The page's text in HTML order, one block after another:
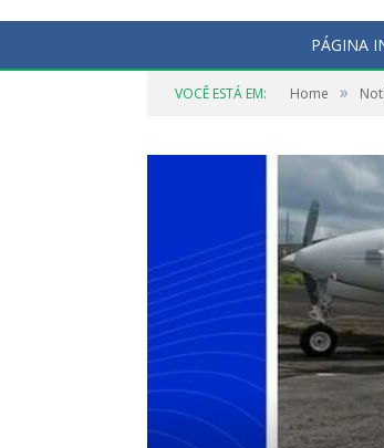
PÁGINA
VOCÊ ESTÁ EM: Home »